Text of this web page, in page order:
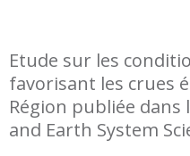
Etude sur les
favorisant les crues
Région publiée
and Earth System